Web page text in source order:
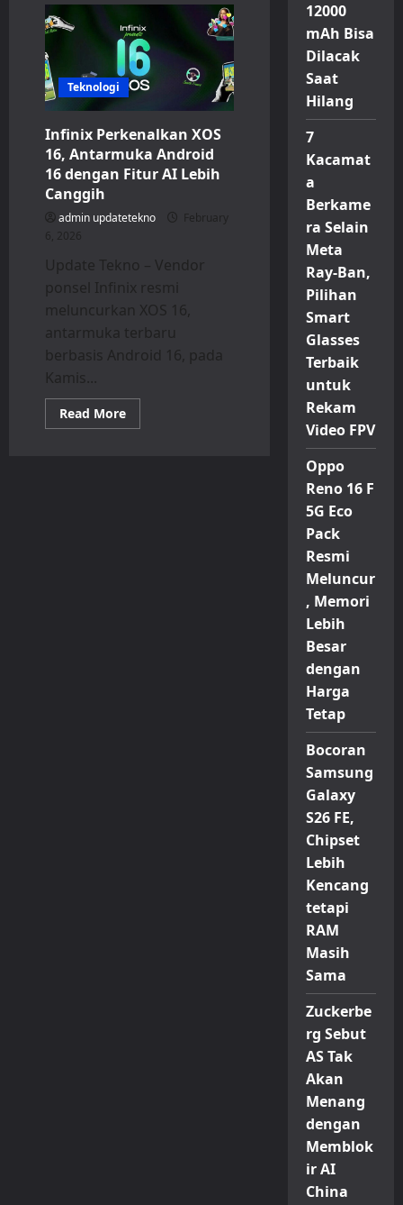
Resmi
Meluncur:
Smartphone
Mid-
Range
dengan
Baterai
Jumbo
7.200
mAh
Teknologi
Infinix Perkenalkan XOS
16, Antarmuka Android
16 dengan Fitur AI Lebih
Canggih
admin updatetekno
February
6, 2026
Update Tekno – Vendor
ponsel Infinix resmi
meluncurkan XOS 16,
antarmuka terbaru
berbasis Android 16, pada
Kamis...
Read MoreRead
more
12000
mAh Bisa
Dilacak
Saat
Hilang
7
Kacamat
a
Berkame
ra Selain
Meta
Ray-Ban,
Pilihan
Smart
Glasses
Terbaik
untuk
Rekam
Video FPV
Oppo
Reno 16 F
5G Eco
Pack
Resmi
Meluncur
, Memori
Lebih
Besar
dengan
Harga
Tetap
Bocoran
Samsung
Galaxy
S26 FE,
Chipset
Lebih
Kencang
tetapi
RAM
Masih
Sama
Zuckerbe
rg Sebut
AS Tak
Akan
Menang
dengan
Memblok
ir AI
China